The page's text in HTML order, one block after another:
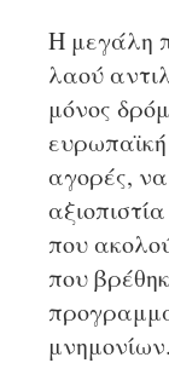
Η μεγάλη
λαού
μόνος
ευρωπαϊκή
αγορές,
που
που
μνημονίων.